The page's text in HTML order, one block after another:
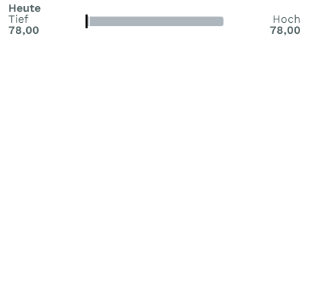
Heute
Tief
78,00
Hoch
78,00